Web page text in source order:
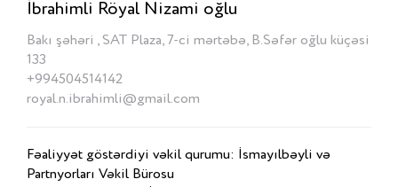
İbrahimli Röyal Nizami oğlu
Bakı şəhəri , SAT Plaza, 7-ci mərtəbə, B.Səfər oğlu küçəsi
133
+994504514142
royal.n.ibrahimli@gmail.com
Fəaliyyət göstərdiyi vəkil qurumu: İsmayılbəyli və
Partnyorları Vəkil Bürosu